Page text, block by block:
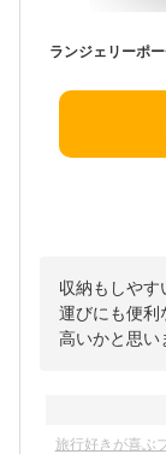
収納もしやす
運びにも便利
高いかと思い
旅行好きが喜ぶ